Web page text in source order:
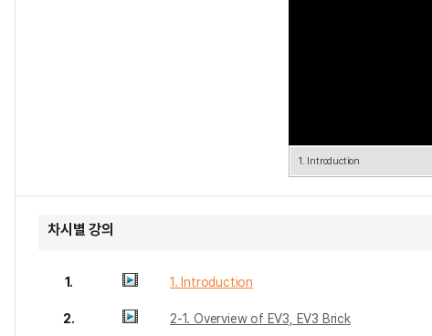
1. Introduction
차시별 강의
1. 1. Introduction
2. 2-1. Overview of EV3, EV3 Brick